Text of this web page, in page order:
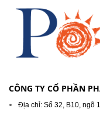
CÔNG TY CỔ PHẦN
Địa chỉ: Số 32, B10, ngõ